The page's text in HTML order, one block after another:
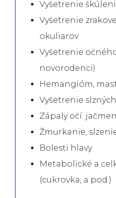
Vyšetrenie
Vyšetrenie
okuliarov
Vyšetrenie
novorodenci)
Hemangióm,
Vyšetrenie
Zápaly očí:
Žmurkanie,
Bolesti hlavy
Metabolické a
(cukrovka, a pod.)